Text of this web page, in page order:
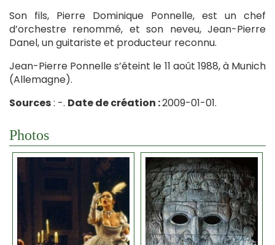
Son fils, Pierre Dominique Ponnelle, est un chef
d’orchestre renommé, et son neveu, Jean-Pierre
Danel, un guitariste et producteur reconnu.
Jean-Pierre Ponnelle s’éteint le 11 août 1988, à Munich
(Allemagne).
Sources: -. Date de création :2009-01-01.
Photos